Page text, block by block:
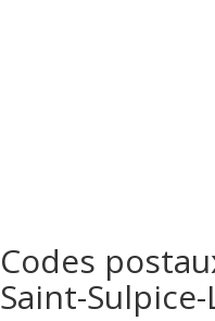
Codes
Saint-